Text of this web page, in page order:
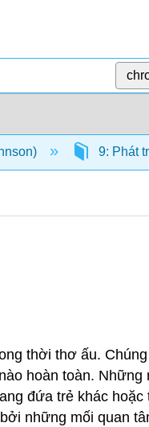
9: Phát
thời thơ ấu.
hoàn toàn.
đứa trẻ khác
những mối quan